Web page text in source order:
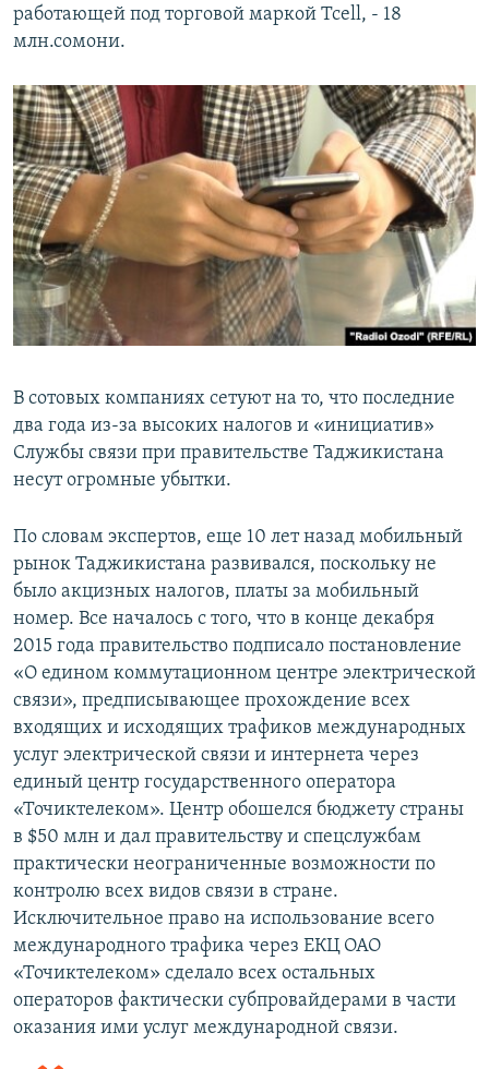
работающей под торговой маркой Tcell, - 18
млн.сомони.
В сотовых компаниях сетуют на то, что последние
два года из-за высоких налогов и «инициатив»
Службы связи при правительстве Таджикистана
несут огромные убытки.
По словам экспертов, еще 10 лет назад мобильный
рынок Таджикистана развивался, поскольку не
было акцизных налогов, платы за мобильный
номер. Все началось с того, что в конце декабря
2015 года правительство подписало постановление
«О едином коммутационном центре электрической
связи», предписывающее прохождение всех
входящих и исходящих трафиков международных
услуг электрической связи и интернета через
единый центр государственного оператора
«Точиктелеком». Центр обошелся бюджету страны
в $50 млн и дал правительству и спецслужбам
практически неограниченные возможности по
контролю всех видов связи в стране.
Исключительное право на использование всего
международного трафика через ЕКЦ ОАО
«Точиктелеком» сделало всех остальных
операторов фактически субпровайдерами в части
оказания ими услуг международной связи.